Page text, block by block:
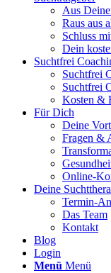
Aus
Raus aus
Schluss
Dein
Suchtfrei
Suchtfrei
Suchtfrei
Kosten &
Für Dich
Deine
Fragen &
Online-
Deine
Termin-
Das Team
Kontakt
Blog
Login
Menü Menü